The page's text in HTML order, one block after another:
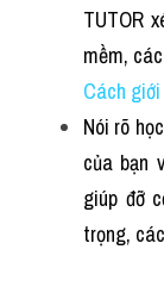
TUTOR
Cách
Nói rõ
của bạn
giúp đỡ
trọng,